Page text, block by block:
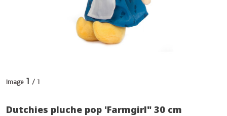
Image 1 / 1
Dutchies pluche pop 'Farmgirl" 30 cm